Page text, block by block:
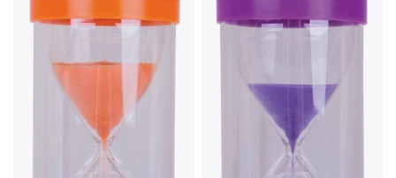
meeples, speelmatten (playmats) en praktische dice trays
geven.
Ook zijn er reserveonderdelen en universele componenten
voor puzzels – tellers, zandlopers en etuis – zodat je
collectiein perfecte conditie